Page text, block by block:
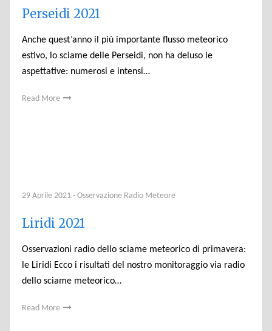
Perseidi 2021
Anche quest’anno il più importante flusso meteorico
estivo, lo sciame delle Perseidi, non ha deluso le
aspettative: numerosi e intensi…
Read More
29 Aprile 2021 - Osservazione Radio Meteore
Liridi 2021
Osservazioni radio dello sciame meteorico di primavera:
le Liridi Ecco i risultati del nostro monitoraggio via radio
dello sciame meteorico…
Read More